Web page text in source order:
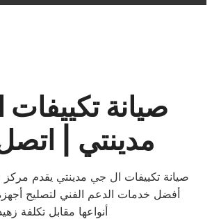
صيانة
مدينتي |
صيانة تكييفات ال جي مدينتي يقدم
أفضل خدمات الدعم الفني لتصليح
أنواعها مقابل تكلفة